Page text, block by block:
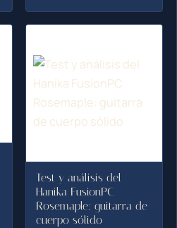
Test y análisis del
Hanika FusionPC
Rosemaple: guitarra de
cuerpo sólido